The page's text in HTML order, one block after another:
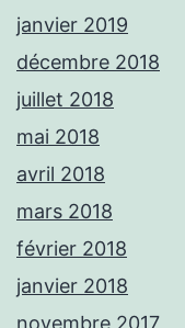
janvier 2019
décembre 2018
juillet 2018
mai 2018
avril 2018
mars 2018
février 2018
janvier 2018
novembre 2017